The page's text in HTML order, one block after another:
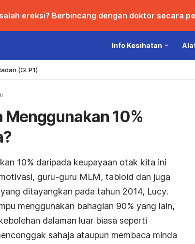
ereksi? Berbincang dengan doktor secara
Info Kesihatan
(GLP1)
Menggunakan 10%
10% daripada keupayaan otak kita ini
guru-guru MLM, tabloid dan juga
ditayangkan pada tahun 2014, Lucy.
menggunakan bahagian 90% yang lain,
dalaman luar biasa seperti
sahaja ataupun membaca minda